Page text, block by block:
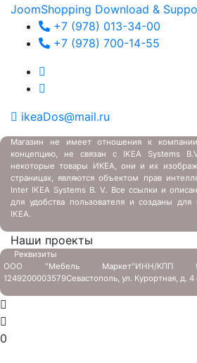
JoomShopping Download &
+7 (978) 013-34-00
+7 (978) 700-14-55
ikeaDos@mail.ru
Магазин не имеет отношения к
концепцию, не связан с IKEA Systems
некоторые товары ИКЕА, они и их
страницах, являются объектом прав
Inter IKEA Systems B. V. Все ссылки и
для удобства пользователя и созданы для
IKEA.
Наши проекты
Реквизиты
ООО "Мебель Маркет"ИНН/КПП
1249200003579Севастополь, ул. Курортная, д. 4
0